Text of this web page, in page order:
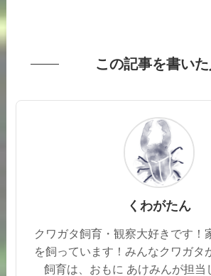
この記事を書いた
くわがたん
クワガタ飼育・観察大好きです！
を飼っています！みんなクワガタ
飼育は、おもに あけみんが担当